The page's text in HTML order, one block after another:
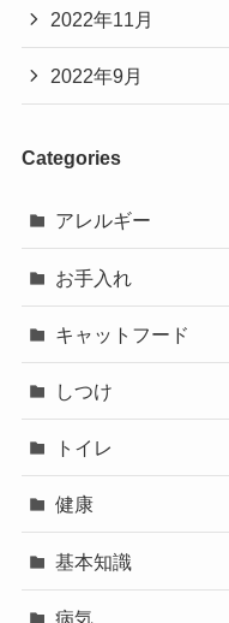
2022年11月
2022年9月
Categories
アレルギー
お手入れ
キャットフード
しつけ
トイレ
健康
基本知識
病気